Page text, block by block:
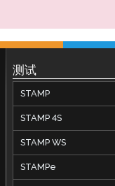
测试
STAMP
STAMP 4S
STAMP WS
STAMPe